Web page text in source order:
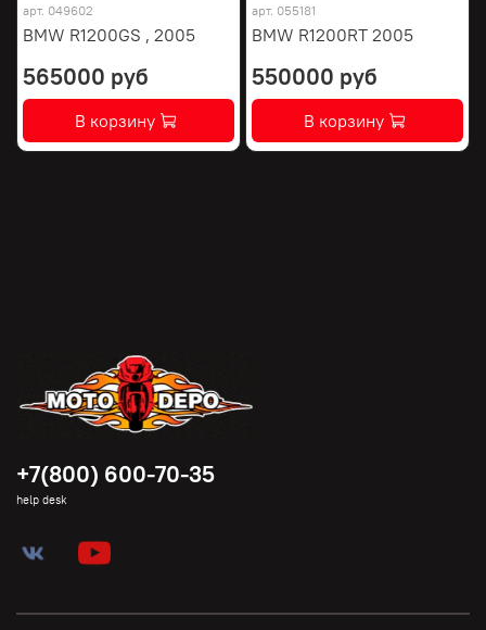
арт. 049602
BMW R1200GS , 2005
565000 руб
В корзину
арт. 055181
BMW R1200RT 2005
550000 руб
В корзину
+7(800) 600-70-35
help desk